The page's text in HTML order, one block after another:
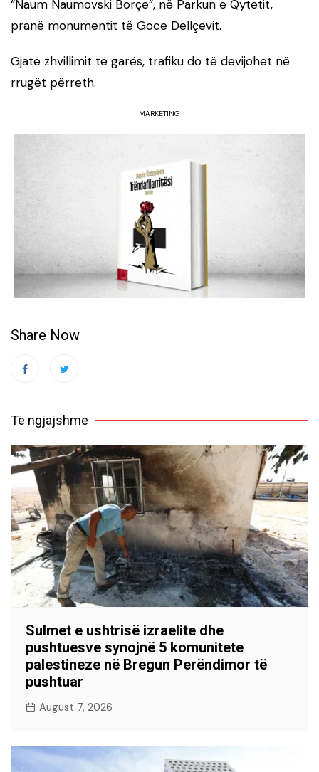
“Naum Naumovski Borçe”, në Parkun e Qytetit,
pranë monumentit të Goce Dellçevit.
Gjatë zhvillimit të garës, trafiku do të devijohet në
rrugët përreth.
MARKETING
Share Now
Të ngjajshme
Sulmet e ushtrisë izraelite dhe
pushtuesve synojnë 5 komunitete
palestineze në Bregun Perëndimor të
pushtuar
August 7, 2026